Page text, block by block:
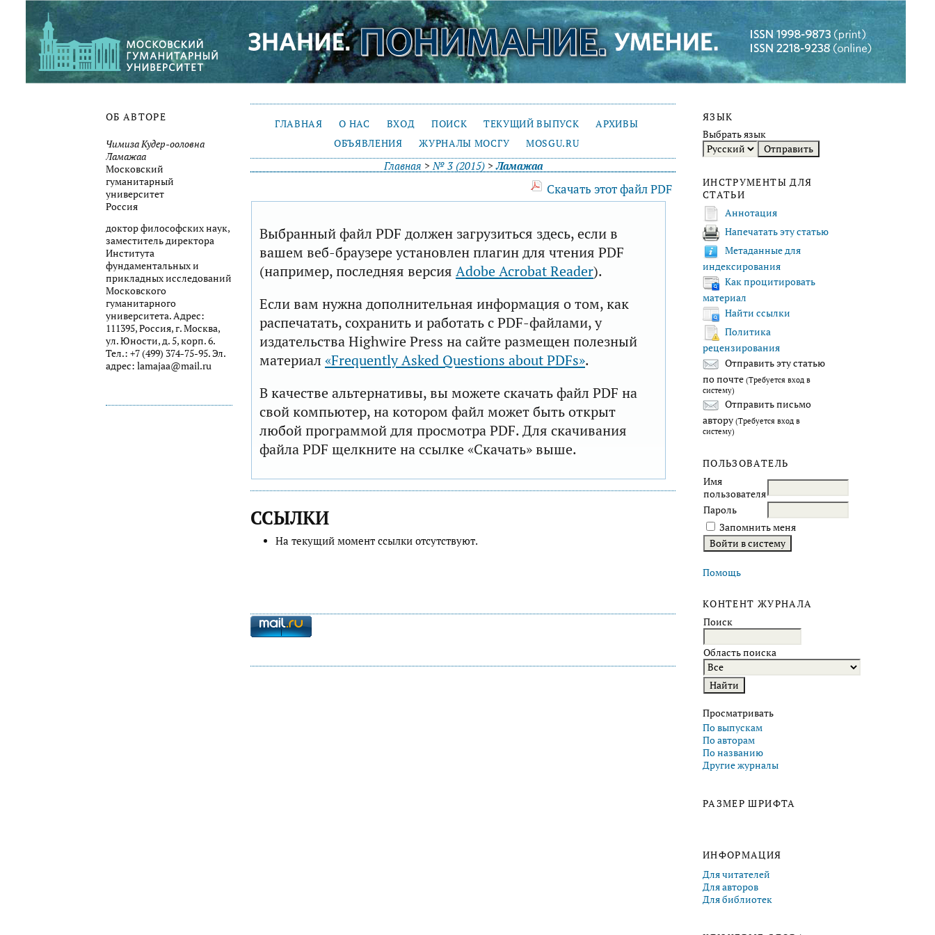
ОБ АВТОРЕ
Чимиза Кудер-ооловна
Ламажаа
Московский
гуманитарный
университет
Россия
доктор философских наук,
заместитель директора
Института
фундаментальных и
прикладных исследований
Московского
гуманитарного
университета. Адрес:
111395, Россия, г. Москва,
ул. Юности, д. 5, корп. 6.
Тел.: +7 (499) 374-75-95. Эл.
адрес: lamajaa@mail.ru
ЯЗЫК
Выбрать язык
ИНСТРУМЕНТЫ ДЛЯ
СТАТЬИ
Аннотация
Напечатать эту статью
Метаданные для
индексирования
Как процитировать
материал
Найти ссылки
Политика
рецензирования
Отправить эту статью
по почте (Требуется вход в
систему)
Отправить письмо
автору (Требуется вход в
систему)
ПОЛЬЗОВАТЕЛЬ
Имя
пользователя
Пароль
Запомнить меня
Помощь
КОНТЕНТ ЖУРНАЛА
Поиск
Область поиска
Просматривать
По выпускам
По авторам
По названию
Другие журналы
РАЗМЕР ШРИФТА
ИНФОРМАЦИЯ
Для читателей
Для авторов
Для библиотек
ГЛАВНАЯ О НАС ВХОД ПОИСК ТЕКУЩИЙ ВЫПУСК
АРХИВЫ
ОБЪЯВЛЕНИЯ
ЖУРНАЛЫ МОСГУ MOSGU.RU
Главная >№ 3 (2015)>Ламажаа
Скачать этот файл PDF
Выбранный файл PDF должен загрузиться здесь, если в
вашем веб-браузере установлен плагин для чтения PDF
(например, последняя версия Adobe Acrobat Reader).
Если вам нужна дополнительная информация о том, как
распечатать, сохранить и работать с PDF-файлами, у
издательства Highwire Press на сайте размещен полезный
материал «Frequently Asked Questions about PDFs».
В качестве альтернативы, вы можете скачать файл PDF на
свой компьютер, на котором файл может быть открыт
любой программой для просмотра PDF. Для скачивания
файла PDF щелкните на ссылке «Скачать» выше.
ССЫЛКИ
На текущий момент ссылки отсутствуют.